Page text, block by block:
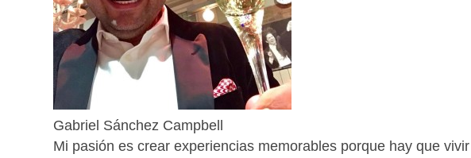
Gabriel Sánchez Campbell
Mi pasión es crear experiencias memorables porque hay que